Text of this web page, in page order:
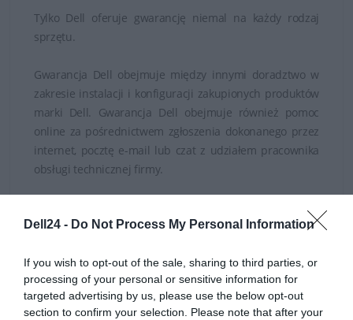
Dell24 - Do Not Process My Personal Information
If you wish to opt-out of the sale, sharing to third parties, or
processing of your personal or sensitive information for
targeted advertising by us, please use the below opt-out
section to confirm your selection. Please note that after your
Tylko Dell oferuje gwarancję niemal na każdy rodzaj
sprzętu.
Gwarancja Dell obejmuje między innymi doradztwo w
zakresie instalacji i konfiguracji zakupionych produktów
marki Dell. Gwarancja Dell obejmuje również pomoc
online za pośrednictwem zgłoszenia dokonanego przez
internet, pocztę e-mail lub czat z udziałem pracownika
obsługi technicznej firmy.
Dzięki gwarancji Dell można przeprowadzić diagnostykę
problemów sprzętowych i sposób ich rozwiązania, a w
wadliwych części.
Gwarancję w podanej cenie można rozszerzyć razem z